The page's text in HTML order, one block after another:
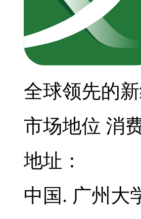
全球领先的
市场地位 消
地址：
中国. 广州大